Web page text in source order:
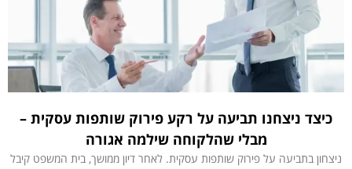
כיצד ניצחנו תביעה על רקע פירוק שותפות עסקית –
מבלי שהלקוחה שילמה אגורה
ניצחון בתביעה על פירוק שותפות עסקית. לאחר דיון ממושך, בית המשפט קיבל